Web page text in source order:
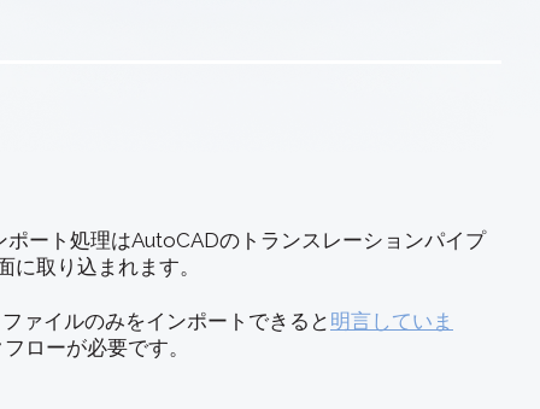
ート処理はAutoCADのトランスレーションパイプ
取り込まれます。
ァイルのみをインポートできると 明言していま
ローが必要です。